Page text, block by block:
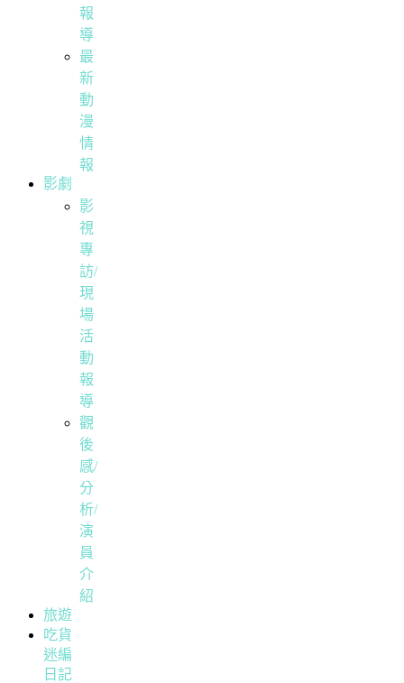
報
導
最
新
動
漫
情
報
影劇
影
視
專
訪/
現
場
活
動
報
導
觀
後
感/
分
析/
演
員
介
紹
旅遊
吃貨
迷編
日記